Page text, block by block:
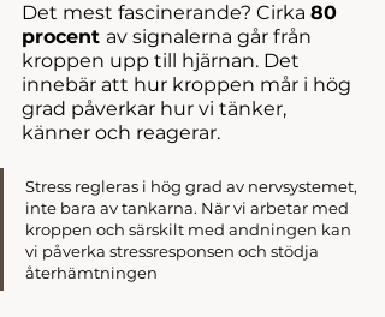
Det mest fascinerande? Cirka 80
procent av signalerna går från
kroppen upp till hjärnan. Det
innebär att hur kroppen mår i hög
grad påverkar hur vi tänker,
känner och reagerar.
Stress regleras i hög grad av nervsystemet,
inte bara av tankarna. När vi arbetar med
kroppen och särskilt med andningen kan
vi påverka stressresponsen och stödja
återhämtningen